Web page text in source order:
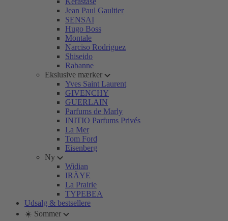
Jean Paul Gaultier
SENSAI
Hugo Boss
Montale
Narciso Rodriguez
Shiseido
Rabanne
Ekslusive mærker
Yves Saint Laurent
GIVENCHY
GUERLAIN
Parfums de Marly
INITIO Parfums Privés
La Mer
Tom Ford
Eisenberg
Ny
Widian
IRÄYE
La Prairie
TYPEBEA
Udsalg & bestsellere
☀️ Sommer